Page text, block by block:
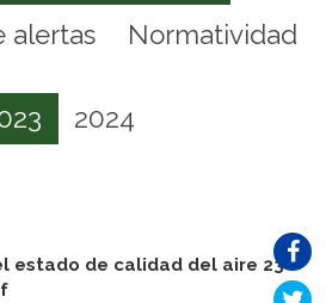
alertas
Normatividad
2024
estado de calidad del aire 23-